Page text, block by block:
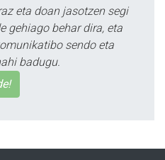
eta doan jasotzen segi
gehiago behar dira, eta
sendo eta
badugu.